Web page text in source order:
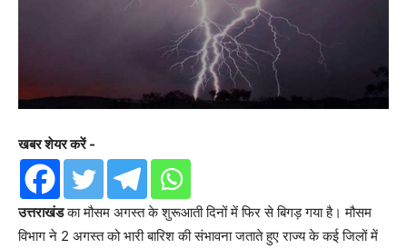
खबर शेयर करें -
उत्तराखंडका मौसम अगस्त के शुरूआती दिनों में फिर से बिगड़ गया है। मौसम
विभाग ने 2 अगस्त को भारी बारिश की संभावना जताते हुए राज्य के कई जिलों में